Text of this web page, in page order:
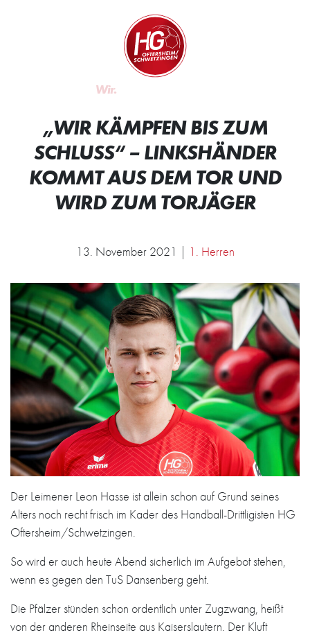
Zur Startseite
Wir.
„WIR KÄMPFEN BIS ZUM
SCHLUSS“ – LINKSHÄNDER
KOMMT AUS DEM TOR UND
WIRD ZUM TORJÄGER
13. November 2021 | 1. Herren
Der Leimener Leon Hasse ist allein schon auf Grund seines
Alters noch recht frisch im Kader des Handball-Drittligisten HG
Oftersheim/Schwetzingen.
So wird er auch heute Abend sicherlich im Aufgebot stehen,
wenn es gegen den TuS Dansenberg geht.
Die Pfälzer stünden schon ordentlich unter Zugzwang, heißt
von der anderen Rheinseite aus Kaiserslautern. Der Kluft